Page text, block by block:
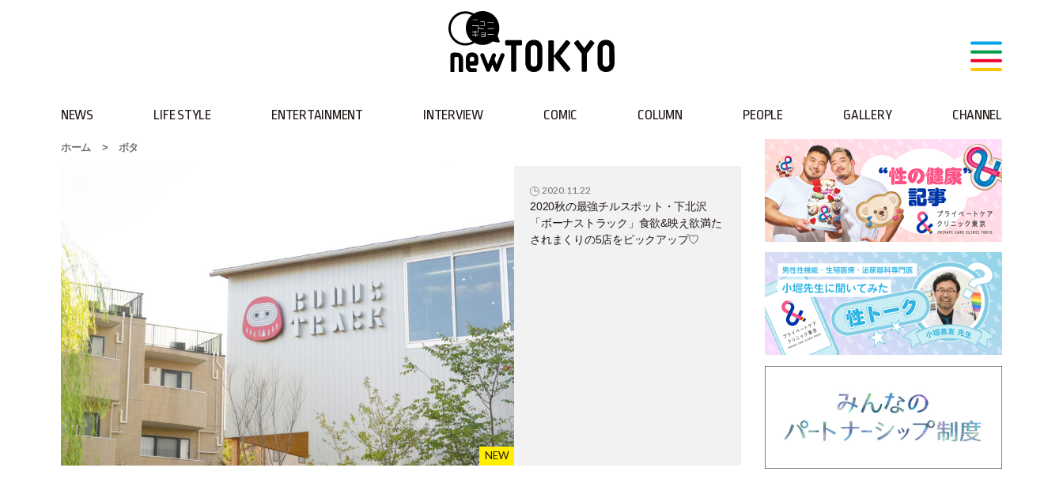
NEWS LIFE STYLE ENTERTAINMENT INTERVIEW COMIC COLUMN PEOPLE GALLERY CHANNEL
ホーム > ボタ
2020.11.22
2020秋の最強チルスポット・下北沢
「ボーナストラック」食欲&映え欲満た
されまくりの5店をピックアップ♡